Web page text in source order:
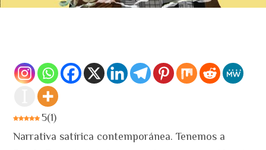
5(1)
Narrativa satírica contemporánea. Tenemos a